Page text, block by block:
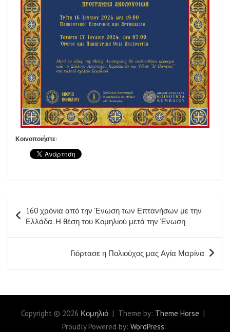
Κοινοποιήστε:
160 χρόνια από την Ένωση των Επτανήσων με την
Ελλάδα. Η θέση του Κομηλιού μετά την Ένωση
Γιόρτασε η Πολιούχος μας Αγία Μαρίνα
Copyright © 2026 Κομηλιό Theme by: Theme Horse
Proudly Powered by: WordPress